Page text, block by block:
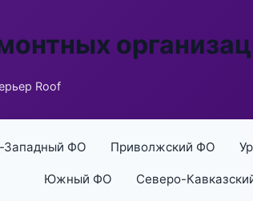
Roof
Западный ФО Приволжский ФО
Южный ФО Северо-